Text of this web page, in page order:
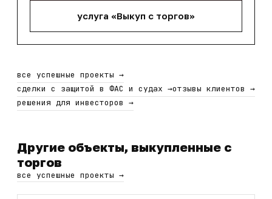
услуга «Выкуп с торгов»
все успешные проекты →
сделки с защитой в ФАС и судах →отзывы клиентов →
решения для инвесторов →
Другие объекты, выкупленные с
торгов
все успешные проекты →